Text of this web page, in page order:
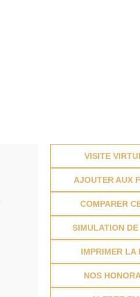
VISITE
AJOUTER AUX
COMPARER
SIMULATION
IMPRIMER LA
NOS